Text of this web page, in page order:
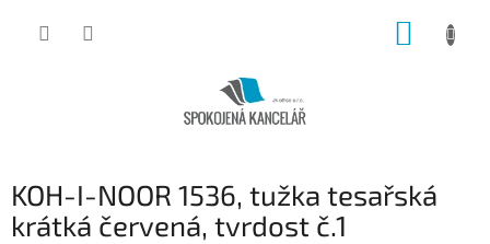
KOH-I-NOOR 1536, tužka tesařská
krátká červená, tvrdost č.1